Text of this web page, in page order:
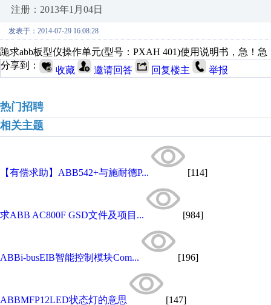
注册：2013年1月04日
发表于：2014-07-29 16:08:28
跪求abb板型仪操作单元(型号：PXAH 401)使用说明书，急！急
分享到：
收藏 邀请回答 回复楼主 举报
热门招聘
相关主题
【有偿求助】ABB542+与施耐德P... [114]
求ABB AC800F GSD文件及项目... [984]
ABBi-busEIB智能控制模块Com... [196]
ABBMFP12LED状态灯的意思 [147]